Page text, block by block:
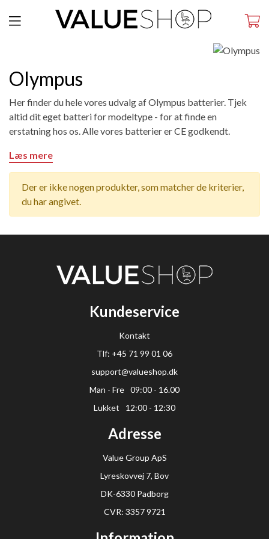
Olympus
Her finder du hele vores udvalg af Olympus batterier. Tjek
altid dit eget batteri for modeltype - for at finde en
erstatning hos os. Alle vores batterier er CE godkendt.
Læs mere
Der er ikke nogen produkter, som matcher de kriterier,
du har angivet.
Kundeservice
Kontakt
Tlf: +45 71 99 01 06
support@valueshop.dk
Man - Fre 09:00 - 16.00
Lukket
12:00 - 12:30
Adresse
Value Group ApS
Lyreskovvej 7, Bov
DK-6330 Padborg
CVR: 3357 9721